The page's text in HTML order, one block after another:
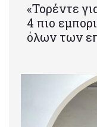
«Τορέντε
4 πιο
όλων των